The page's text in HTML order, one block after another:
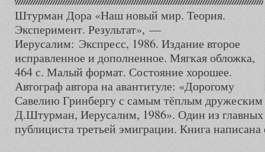
Штурман Дора «Наш новый мир. Теория.
Эксперимент. Результат», —
Иерусалим: Экспресс, 1986. Издание второе
исправленное и дополненное. Мягкая обложка,
464 с. Малый формат. Состояние хорошее.
Автограф автора на авантитуле: «Дорогому
Савелию Гринбергу с самым тёплым дружеским
Д.Штурман, Иерусалим, 1986». Один из главных
публициста третьей эмиграции. Книга